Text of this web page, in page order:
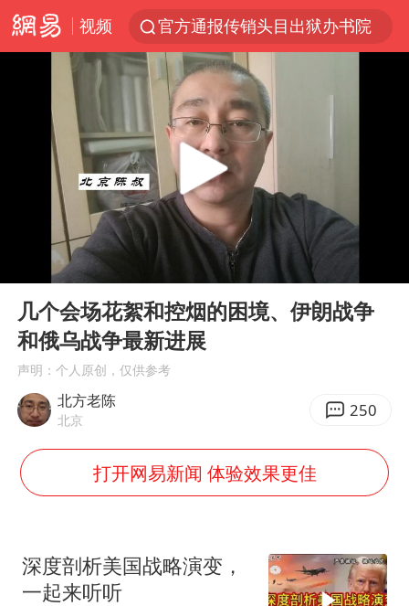
视频
官方通报传销头目出狱办书院
米兰1-1国米
台风白海豚或在华东沿海登陆
因凡蒂诺首次公开道歉
《Monica》填词人黎彼得去世
人贩子“梅姨”真实姓名曝光
普京宣布多项人事调整
22岁女生南太行山失联已超十天
汕头市政府被约谈
陕西柞水遭遇暴雨五千余户群众转移
嘲讽周星驰无儿女没朋友 李修贤道歉
坚持党全面领导和党中央集中统一领导
Play
00:00
几个会场花絮和控烟的困境、伊朗战争
和俄乌战争最新进展
声明：个人原创，仅供参考
北方老陈
北京 250
打开网易新闻 体验效果更佳
深度剖析美国战略演变，
一起来听听